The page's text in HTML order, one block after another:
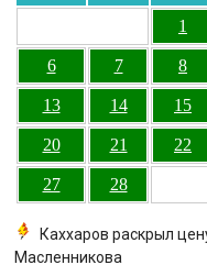
1
6 7 8
13 14 15
20 21 22
27 28
Каххаров раскрыл
Масленникова